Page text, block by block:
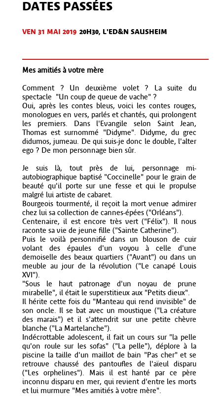
DATES PASSÉES
VEN 31 MAI 2019 20H30, L'ED&N SAUSHEIM
Mes amitiés à votre mère
Comment ? Un deuxième volet ? La suite du
spectacle "Un coup de queue de vache" ?
Oui, après les contes bleus, voici les contes rouges,
monologues en vers, parlés et chantés, qui prolongent
les premiers. Dans l'Evangile selon Saint Jean,
Thomas est surnommé "Didyme". Didyme, du grec
didumos, jumeau. De qui suis-je donc le double, l'alter
ego ? De mon personnage bien sûr.
Je suis là, tout près de lui, personnage mi-
autobiographique baptisé "Coccinelle" pour le grain de
beauté qu'il porte sur une fesse et qui le propulse
malgré lui artiste de cabaret.
Bourgeois tourmenté, il reçoit la mort venue admirer
chez lui sa collection de cannes-épées ("Orléans").
Centenaire, il est encore très vert ("Félix"). Il nous
raconte sa vie de jeune fille ("Sainte Catherine").
Puis le voilà personnifié dans un blouson de cuir
volant des épaules d'un voyou à celle d'une
demoiselle des beaux quartiers ("Avant") ou dans un
meuble au jour de la révolution ("Le canapé Louis
XVI").
"Sous le haut patronage d'un noyau de prune
mirabelle", il était le superstitieux aux "Petits dieux".
Il hérite cette fois du "Manteau qui rend invisible" de
son oncle. Il se bat avec un moustique ("La créature
des marais") et il s'attendrit sur une petite chèvre
blanche ("La Martelanche").
Indécrottable adolescent, il fait un cours sur "la pelle
qu'on roule sur les sofas" ("La pelle"), déplore à la
piscine la taille d'un maillot de bain "Pas cher" et se
retrouve chaussé des pantoufles de l'aïeul disparu
("Les orphelines"). Mais il est hanté par ce père
inconnu disparu en mer, qui revient d'entre les morts
et lui murmure "Mes amitiés à votre mère".